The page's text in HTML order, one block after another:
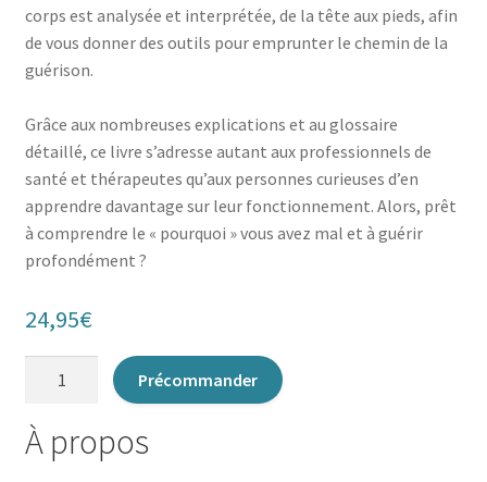
corps est analysée et interprétée, de la tête aux pieds, afin
de vous donner des outils pour emprunter le chemin de la
guérison.
Grâce aux nombreuses explications et au glossaire
détaillé, ce livre s’adresse autant aux professionnels de
santé et thérapeutes qu’aux personnes curieuses d’en
apprendre davantage sur leur fonctionnement. Alors, prêt
à comprendre le « pourquoi » vous avez mal et à guérir
profondément ?
24,95€
Les
Causes
Précommander
À propos